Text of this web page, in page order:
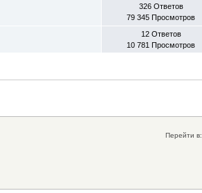
326 Ответов
79 345 Просмотров
12 Ответов
10 781 Просмотров
Перейти в: